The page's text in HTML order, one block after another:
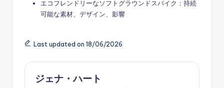
エコフレンドリーなソフトグラウンドスパイク：持続
可能な素材、デザイン、影響
Last updated on 18/06/2026
ジェナ・ハート